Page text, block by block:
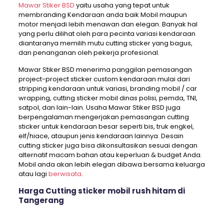
Mawar Stiker BSD yaitu usaha yang tepat untuk
membranding Kendaraan anda baik Mobil maupun
motor menjadi lebih menawan dan elegan. Banyak hal
yang perlu dilihat oleh para pecinta variasi kendaraan
diantaranya memilih mutu cutting sticker yang bagus,
dan penanganan oleh pekerja profesional.
Mawar Stiker BSD menerima panggilan pemasangan
project-project sticker custom kendaraan mulai dari
stripping kendaraan untuk variasi, branding mobil / car
wrapping, cutting sticker mobil dinas polisi, pemda, TNI,
satpol, dan lain-lain. Usaha Mawar Stiker BSD juga
berpengalaman mengerjakan pemasangan cutting
sticker untuk kendaraan besar seperti bis, truk engkel,
elf/hiace, ataupun jenis kendaraan lainnya. Desain
cutting sticker juga bisa dikonsultasikan sesuai dengan
alternatif macam bahan atau keperluan & budget Anda.
Mobil anda akan lebih elegan dibawa bersama keluarga
atau lagi berwisata.
Harga Cutting sticker mobil rush hitam di
Tangerang